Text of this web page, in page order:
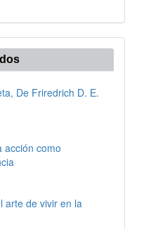
De Friredrich D. E.
acción como
arte de vivir en la